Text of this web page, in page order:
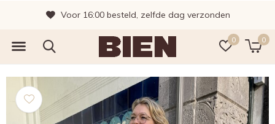
0 0
Voor 16:00 besteld, zelfde dag verzonden